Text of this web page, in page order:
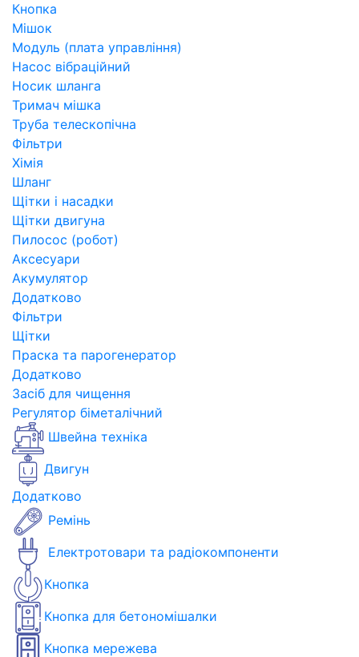
Кнопка
Мішок
Модуль (плата управління)
Насос вібраційний
Носик шланга
Тримач мішка
Труба телескопічна
Фільтри
Хімія
Шланг
Щітки і насадки
Щітки двигуна
Пилосос (робот)
Аксесуари
Акумулятор
Додатково
Фільтри
Щітки
Праска та парогенератор
Додатково
Засіб для чищення
Регулятор біметалічний
Швейна техніка
Двигун
Додатково
Ремінь
Електротовари та радіокомпоненти
Кнопка
Кнопка для бетономішалки
Кнопка мережева